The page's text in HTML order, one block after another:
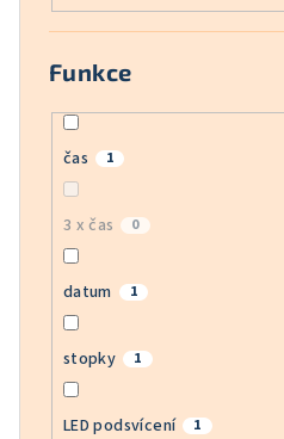
Funkce
čas 1
3 x čas 0
datum 1
stopky 1
LED podsvícení 1